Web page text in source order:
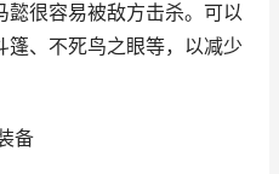
很容易被敌方击杀。可以
篷、不死鸟之眼等，以减少
备